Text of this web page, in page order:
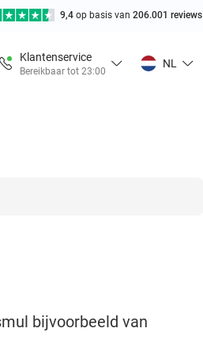
9,4 op basis van 206.001 reviews
Klantenservice
Bereikbaar tot 23:00
NL
bijvoorbeeld van